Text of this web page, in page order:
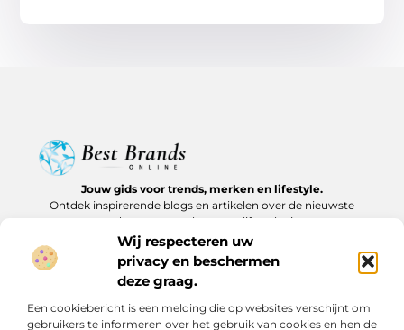
Wij respecteren uw
privacy en beschermen
deze graag.
Een cookiebericht is een melding die op websites verschijnt om
gebruikers te informeren over het gebruik van cookies en hen de
Jouw gids voor trends, merken en lifestyle.
Ontdek inspirerende blogs en artikelen over de nieuwste
producten, must-haves en lifestyle tips.
Bericht categorie